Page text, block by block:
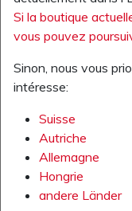
Votre prix TVA excl.:
4,50 CHF
Si la boutique
vous pouvez
Sinon, nous vous
intéresse:
Suisse
Autriche
Allemagne
Hongrie
andere Länder